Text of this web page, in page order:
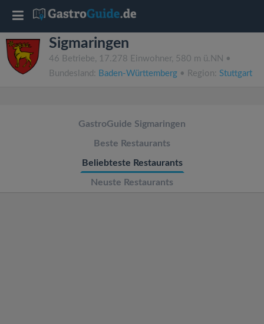
Sigmaringen
46 Betriebe, 17.278 Einwohner, 580 m ü.NN •
Bundesland: Baden-Württemberg • Region: Stuttgart
GastroGuide Sigmaringen
Beste Restaurants
Beliebteste Restaurants
Neuste Restaurants
T
o
g